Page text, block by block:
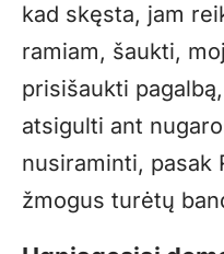
kad skęsta, jam
ramiam, šaukti,
prisišaukti
atsigulti ant
nusiraminti, pasak
žmogus turėtų